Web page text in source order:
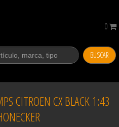
BUSCAR
0
CITROEN CX BLACK 1:43